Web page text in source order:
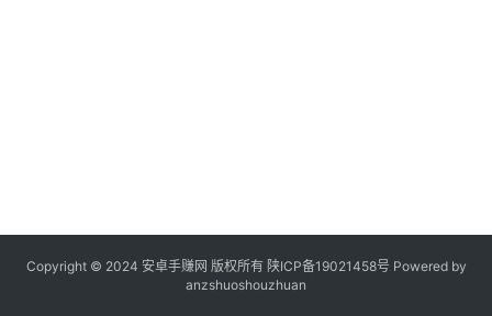
Copyright © 2024 安卓手赚网 版权所有 陕ICP备19021458号 Powered by
anzshuoshouzhuan